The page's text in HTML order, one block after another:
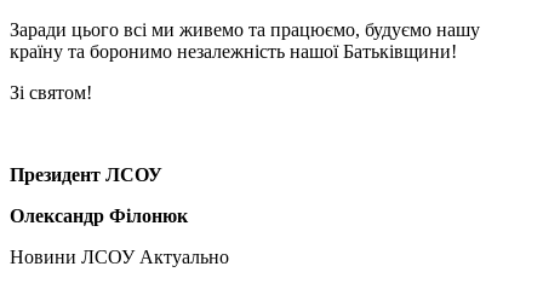
Заради цього всі ми живемо та працюємо, будуємо нашу
країну та боронимо незалежність нашої Батьківщини!
Зі святом!
Президент ЛСОУ
Олександр Філонюк
Hовини ЛСОУ Актуально